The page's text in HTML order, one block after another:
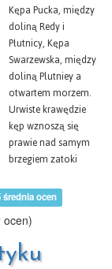
Kępa Pucka, między
doliną Redy i
Płutnicy, Kępa
Swarzewska, między
doliną Plutniey a
otwartem morzem.
Urwiste krawędzie
kęp wznoszą się
prawie nad samym
brzegiem zatoki
od morza dość
wąskim rąbkiem
plaży; nad Wielkiem
morzem wzdłuż
Kępy Swarzewskiej
średnia ocen
ocen)